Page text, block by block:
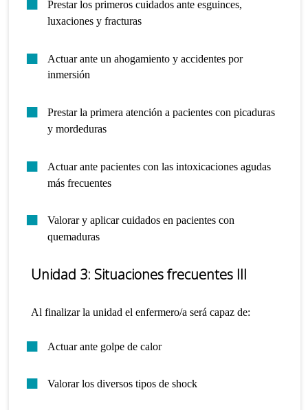
Prestar los primeros cuidados ante esguinces,
luxaciones y fracturas
Actuar ante un ahogamiento y accidentes por
inmersión
Prestar la primera atención a pacientes con picaduras
y mordeduras
Actuar ante pacientes con las intoxicaciones agudas
más frecuentes
Valorar y aplicar cuidados en pacientes con
quemaduras
Unidad 3: Situaciones frecuentes III
Al finalizar la unidad el enfermero/a será capaz de:
Actuar ante golpe de calor
Valorar los diversos tipos de shock